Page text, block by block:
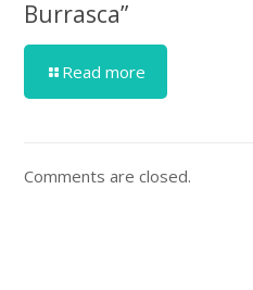
Burrasca”
Read more
Comments are closed.